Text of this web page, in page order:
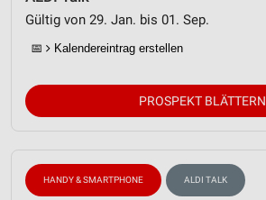
Gültig von 29. Jan. bis 01. Sep.
📅 Kalendereintrag erstellen
PROSPEKT BLÄTTERN
HANDY & SMARTPHONE ALDI TALK